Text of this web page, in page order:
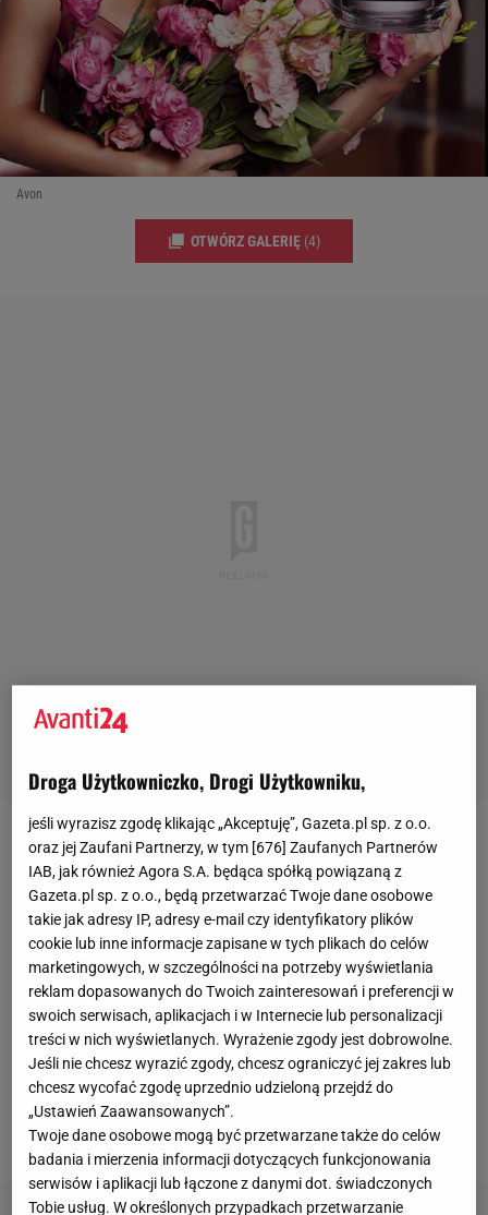
Avon
OTWÓRZ GALERIĘ (4)
Nowy zapach Avon wprowadzi na rynek w lutym. Na
pierwszą polską ambasadorkę swojego zapachu,
marka wybrała Edytę Herbuś , tancerkę i aktorkę.
Zapach jest kobiecy, zmysłowy i pełen pozytywnej
energii , tak jak jego ambasadorka. Adresowany był
zresztą dokobiet, które nie boją się prawdziwych
emocji i spełniają się na wielu płaszczyznach życia,
właśnie tak jak Edyta Herbuś. To zapach, który
dodaje pewności siebie oraz pozytywnej energii do
działania i realizowania się w pasji czy miłości.
Droga Użytkowniczko, Drogi Użytkowniku,
jeśli wyrazisz zgodę klikając „Akceptuję”, Gazeta.pl sp. z o.o.
oraz jej Zaufani Partnerzy, w tym [676] Zaufanych Partnerów
IAB, jak również Agora S.A. będąca spółką powiązaną z
Gazeta.pl sp. z o.o., będą przetwarzać Twoje dane osobowe
takie jak adresy IP, adresy e-mail czy identyfikatory plików
cookie lub inne informacje zapisane w tych plikach do celów
marketingowych, w szczególności na potrzeby wyświetlania
reklam dopasowanych do Twoich zainteresowań i preferencji w
swoich serwisach, aplikacjach i w Internecie lub personalizacji
treści w nich wyświetlanych. Wyrażenie zgody jest dobrowolne.
Jeśli nie chcesz wyrazić zgody, chcesz ograniczyć jej zakres lub
chcesz wycofać zgodę uprzednio udzieloną przejdź do
„Ustawień Zaawansowanych”.
Twoje dane osobowe mogą być przetwarzane także do celów
badania i mierzenia informacji dotyczących funkcjonowania
serwisów i aplikacji lub łączone z danymi dot. świadczonych
Tobie usług. W określonych przypadkach przetwarzanie